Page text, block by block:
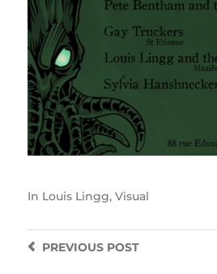
In Louis Lingg, Visual
PREVIOUSPOST